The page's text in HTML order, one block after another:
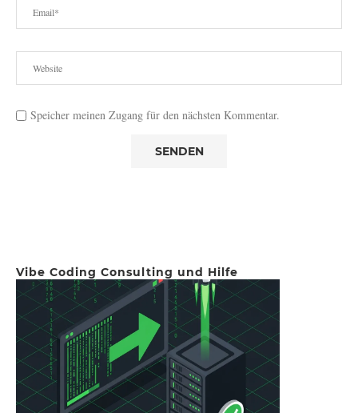
Speicher meinen Zugang für den nächsten Kommentar.
Vibe Coding Consulting und Hilfe